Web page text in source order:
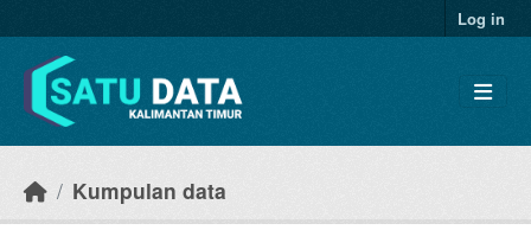
Log in
Kumpulan data